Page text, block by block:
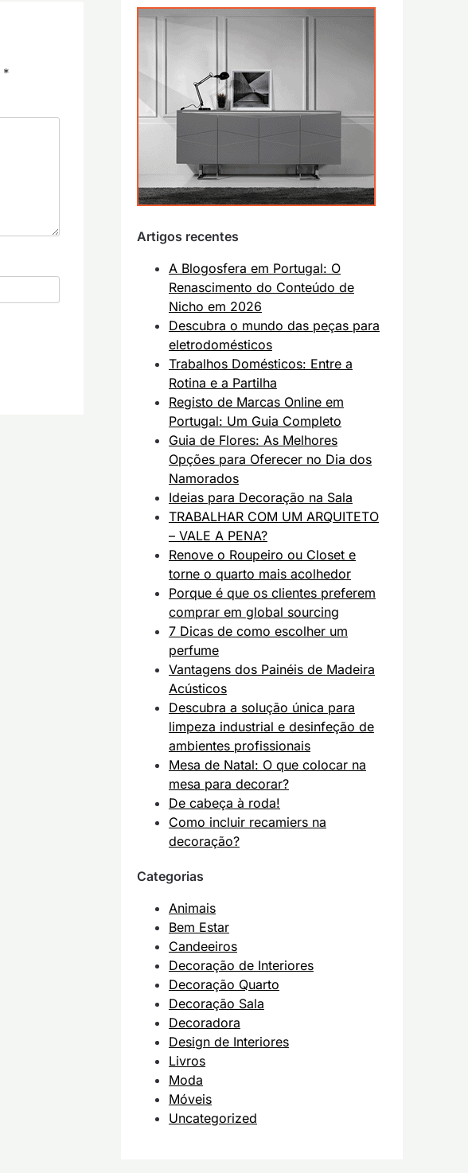
*
Artigos recentes
A Blogosfera em Portugal: O
Renascimento do Conteúdo de
Nicho em 2026
Descubra o mundo das peças para
eletrodomésticos
Trabalhos Domésticos: Entre a
Rotina e a Partilha
Registo de Marcas Online em
Portugal: Um Guia Completo
Guia de Flores: As Melhores
Opções para Oferecer no Dia dos
Namorados
Ideias para Decoração na Sala
TRABALHAR COM UM ARQUITETO
– VALE A PENA?
Renove o Roupeiro ou Closet e
torne o quarto mais acolhedor
Porque é que os clientes preferem
comprar em global sourcing
7 Dicas de como escolher um
perfume
Vantagens dos Painéis de Madeira
Acústicos
Descubra a solução única para
limpeza industrial e desinfeção de
ambientes profissionais
Mesa de Natal: O que colocar na
mesa para decorar?
De cabeça à roda!
Como incluir recamiers na
decoração?
Categorias
Animais
Bem Estar
Candeeiros
Decoração de Interiores
Decoração Quarto
Decoração Sala
Decoradora
Design de Interiores
Livros
Moda
Móveis
Uncategorized